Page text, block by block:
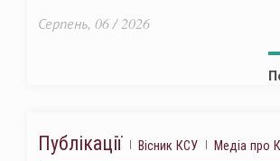
Серпень, 06 / 2026
Публікації Вісник КСУ Медіа про